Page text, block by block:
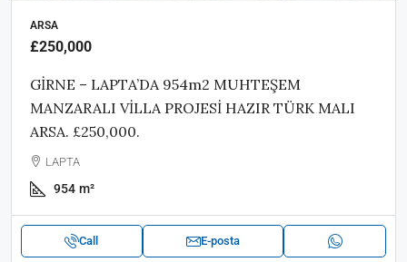
ARSA
£250,000
GİRNE – LAPTA’DA 954m2 MUHTEŞEM
MANZARALI VİLLA PROJESİ HAZIR TÜRK MALI
ARSA. £250,000.
LAPTA
954 m²
Call E-posta